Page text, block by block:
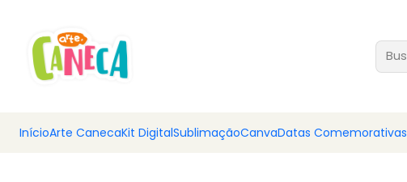
InícioArte CanecaKit DigitalSublimaçãoCanvaDatas Comemorativas